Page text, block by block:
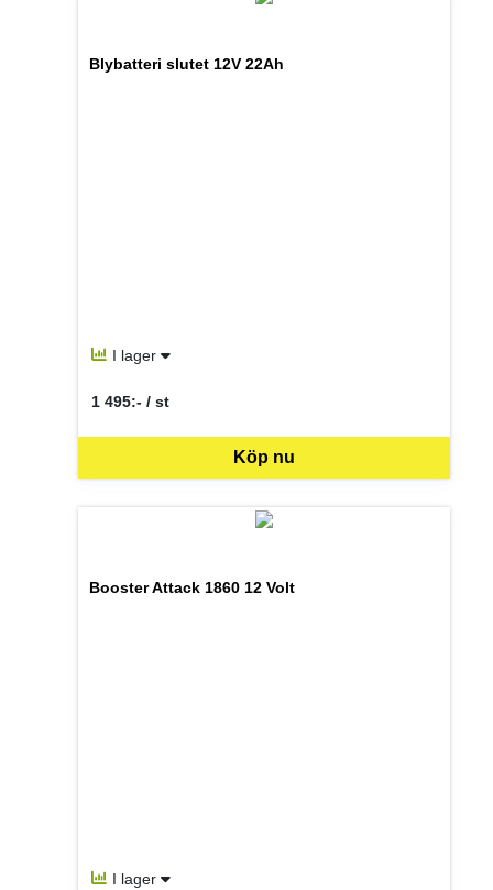
Blybatteri slutet 12V 22Ah
I lager
Köp nu
1 495:- / st
SEK per ST
Booster Attack 1860 12 Volt
I lager